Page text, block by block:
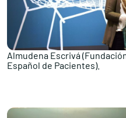
Almudena Escrivá
Español de Pacientes).